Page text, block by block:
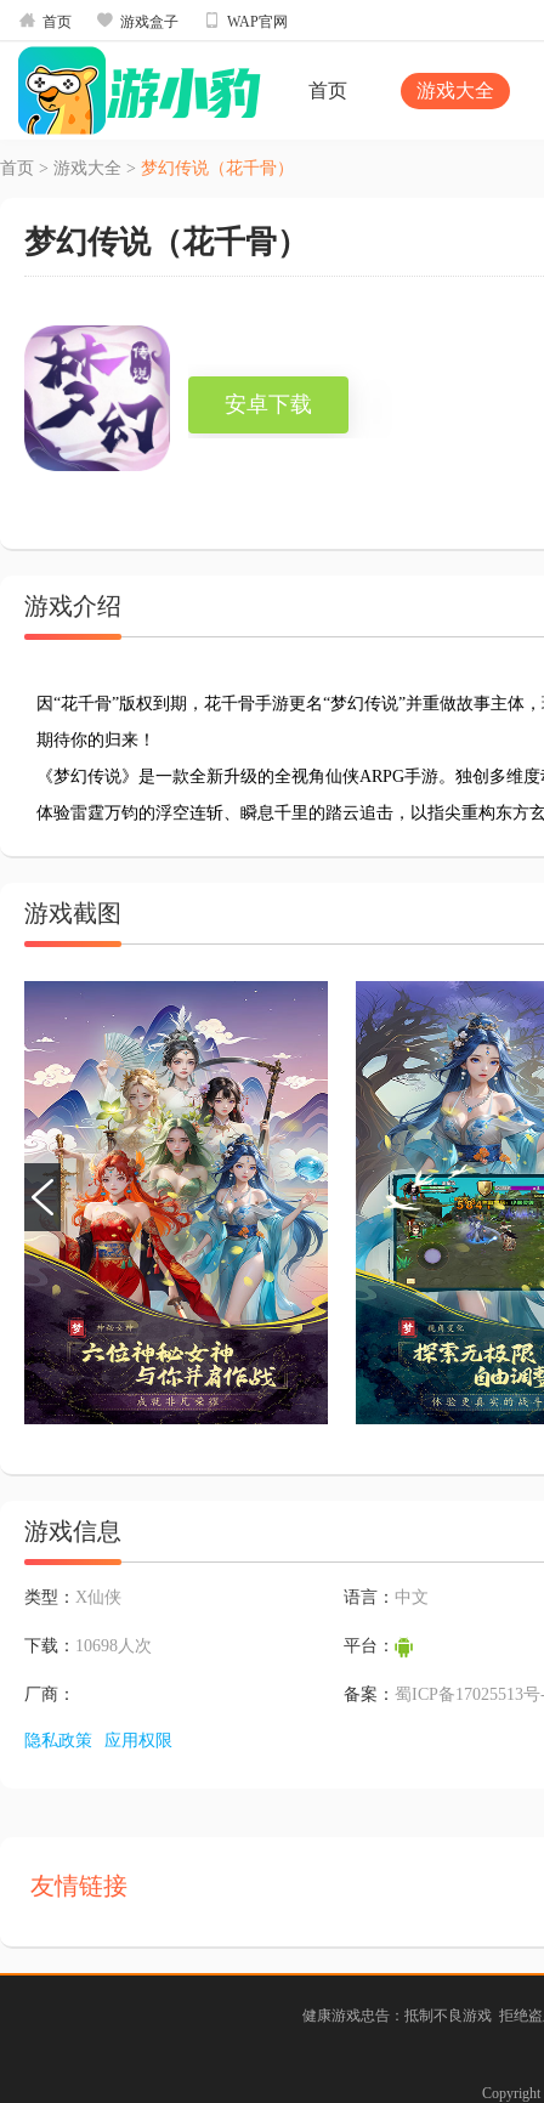
 首页  游戏盒子  WAP官网
首页 游戏大全
首页 > 游戏大全 > 梦幻传说（花千骨）
梦幻传说（花千骨）
安卓下载
游戏介绍
因“花千骨”版权到期，花千骨手游更名“梦幻传说”并重做故事主体
期待你的归来！
《梦幻传说》是一款全新升级的全视角仙侠ARPG手游。独创多维
体验雷霆万钧的浮空连斩、瞬息千里的踏云追击，以指尖重构东方
游戏截图
游戏信息
类型： X仙侠 语言： 中文
下载： 10698人次 平台：
厂商： 备案：蜀ICP备17025513
隐私政策 应用权限
友情链接
健康游戏忠告：抵制不良游戏 拒绝